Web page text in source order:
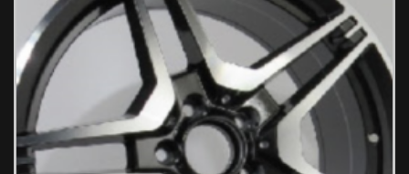
BENZ 552/2 Ζάντες Αυτοκινήτου